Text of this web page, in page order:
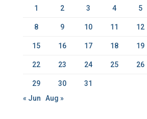
1 2 3 4 5
8 9 10 11 12
15 16 17 18 19
22 23 24 25 26
29 30
31
« Jun
Aug »